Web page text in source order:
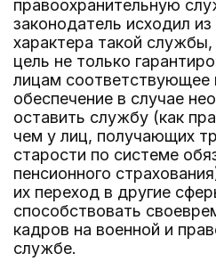
правоохранительную
законодатель исходил
характера такой
цель не только
лицам соответствующее
обеспечение в случае
оставить службу (как
чем у лиц, получающих
старости по системе
пенсионного
их переход в другие
способствовать
кадров на военной и
службе.